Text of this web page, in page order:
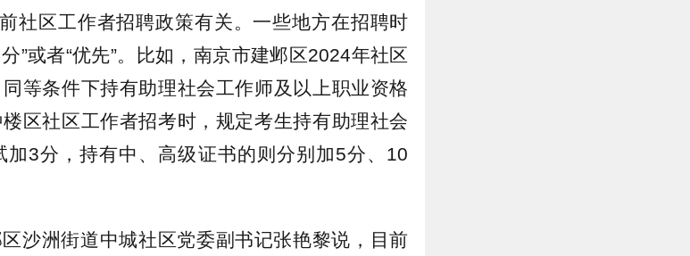
社区工作者招聘政策有关。一些地方在招聘时
”或者“优先”。比如，南京市建邺区2024年社区
等条件下持有助理社会工作师及以上职业资格
区社区工作者招考时，规定考生持有助理社会
3分，持有中、高级证书的则分别加5分、10
沙洲街道中城社区党委副书记张艳黎说，目前